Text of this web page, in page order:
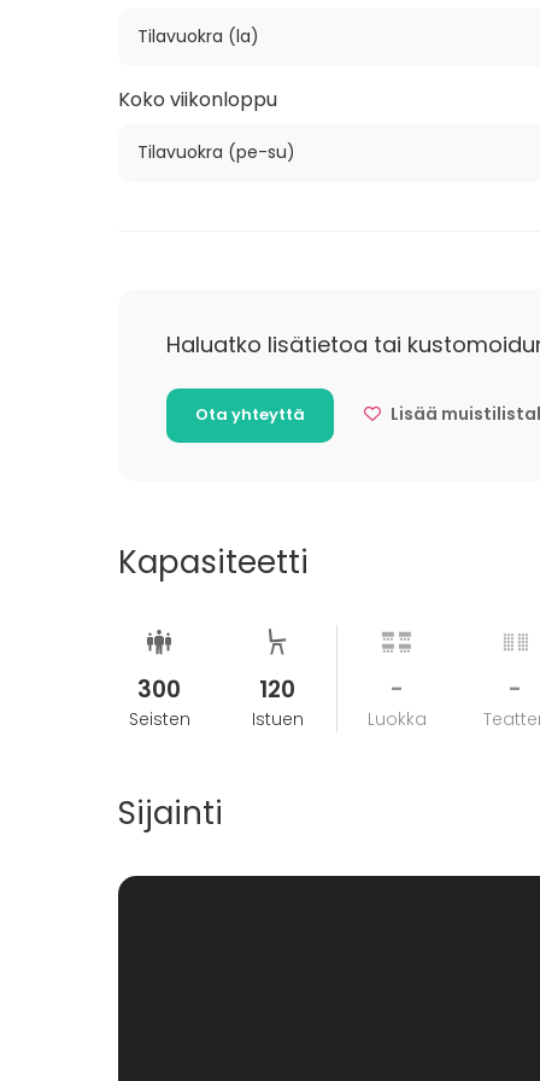
Tilavuokra (la)
Koko viikonloppu
Tilavuokra (pe-su)
Haluatko lisätietoa tai
Ota yhteyttä Lisää
Kapasiteetti
300
Seisten
120
Istuen
-
Luokka
-
Sijainti